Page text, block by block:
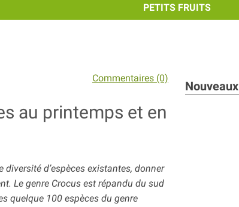
PETITS FRUITS
Commentaires (0)
au printemps et en
d’espèces existantes, donner
Le genre Crocus est répandu du sud
quelque 100 espèces du genre